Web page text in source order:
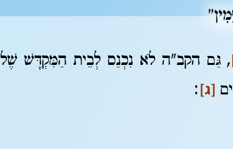
, גַּם הקב"ה לֹא נִכְנַס לְבֵית הַמִּקְדָּשׁ שֶׁל
[ג]: